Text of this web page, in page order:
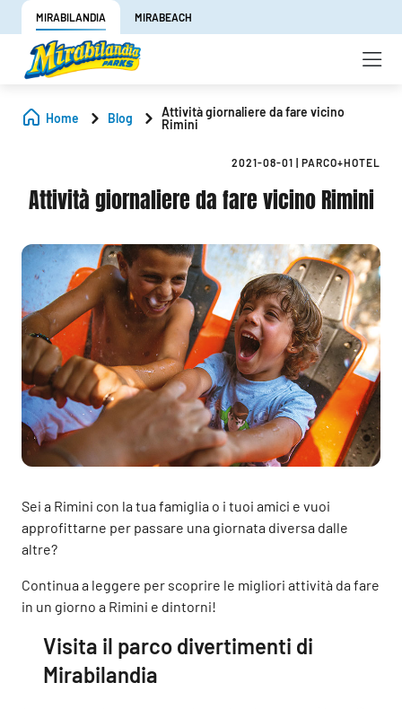
MIRABILANDIA MIRABEACH
Home Blog
Attività giornaliere da fare vicino
Rimini
2021-08-01 PARCO+HOTEL
Attività giornaliere da fare vicino Rimini
Sei a Rimini con la tua famiglia o i tuoi amici e vuoi
approfittarne per passare una giornata diversa dalle
altre?
Continua a leggere per scoprire le migliori attività da fare
in un giorno a Rimini e dintorni!
Visita il parco divertimenti di
Mirabilandia